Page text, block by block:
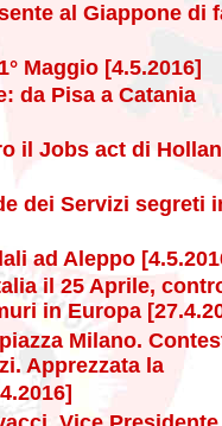
al Giappone di
Maggio [4.5.2016]
da Pisa a Catania
il Jobs act di
dei Servizi segreti
ad Aleppo
il 25 Aprile,
in Europa
Milano.
Apprezzata la